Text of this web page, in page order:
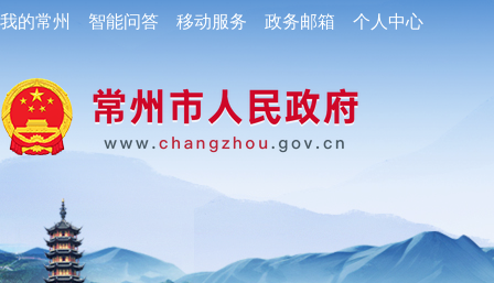
我的常州 智能问答 移动服务 政务邮箱 个人中心